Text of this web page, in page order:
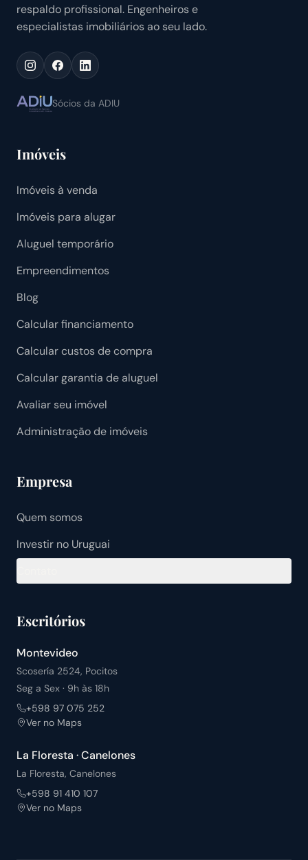
respaldo profissional. Engenheiros e
especialistas imobiliários ao seu lado.
Sócios da ADIU
Imóveis
Imóveis à venda
Imóveis para alugar
Aluguel temporário
Empreendimentos
Blog
Calcular financiamento
Calcular custos de compra
Calcular garantia de aluguel
Avaliar seu imóvel
Administração de imóveis
Empresa
Quem somos
Investir no Uruguai
Escritórios
Montevideo
Scosería 2524, Pocitos
Seg a Sex · 9h às 18h
+598 97 075 252
Ver no Maps
La Floresta · Canelones
La Floresta, Canelones
+598 91 410 107
Ver no Maps